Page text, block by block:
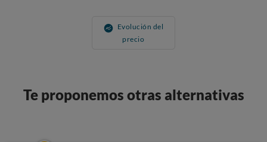
Evolución del
precio
Te proponemos otras alternativas